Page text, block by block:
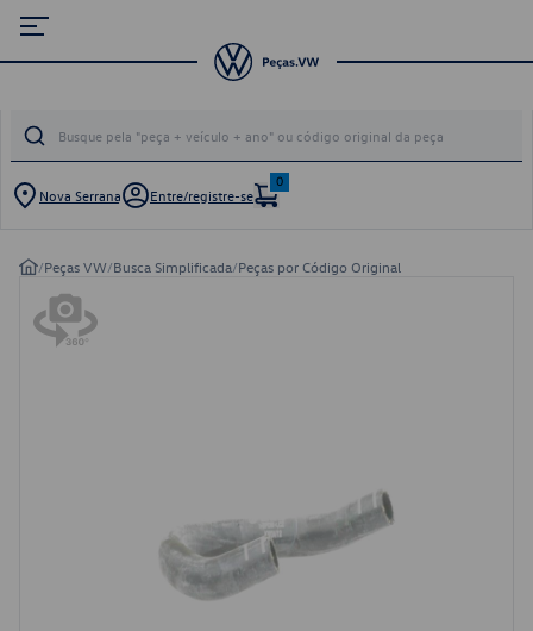
Nova Serrana Entre/registre-se
0
/Peças VW/Busca Simplificada/Peças por Código Original